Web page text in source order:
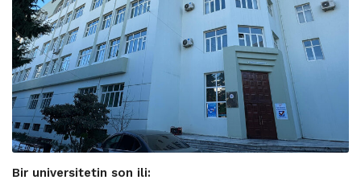
Bir universitetin son ili: